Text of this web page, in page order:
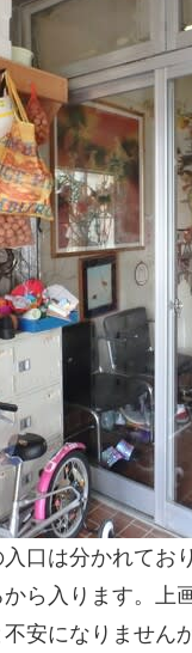
口は分かれてお
ら入ります。上
安になりませんか